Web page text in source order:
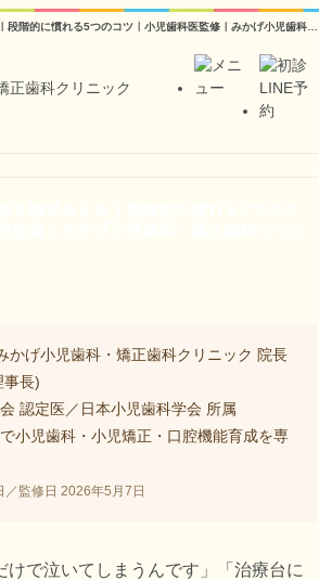
子どもが歯医者を嫌がるとき｜段階的に慣れる5つのコツ｜小児歯科医監修｜みかげ小児歯科・矯正歯科クリニック
かげ小児歯科・矯正歯科クリニック 院長
事長)
認定医／日本小児歯科学会 所属
小児歯科・小児矯正・口腔機能育成を専
監修日 2026年5月7日
けで泣いてしまうんです」「治療台に